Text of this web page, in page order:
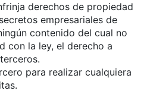
derechos de propiedad
empresariales de
contenido del cual no
con la ley, el derecho a
para realizar cualquiera